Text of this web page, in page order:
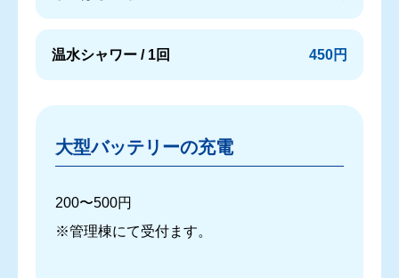
温水シャワー / 1回 450円
大型バッテリーの充電
200〜500円
※管理棟にて受付ます。